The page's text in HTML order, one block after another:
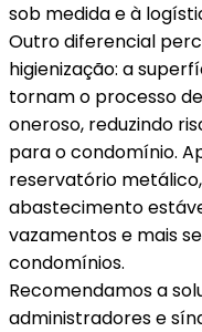
sob medida e à
Outro diferencial
higienização: a
tornam o processo
oneroso, reduzindo
para o condomínio.
reservatório
abastecimento
vazamentos e mais
condomínios.
Recomendamos a
administradores e